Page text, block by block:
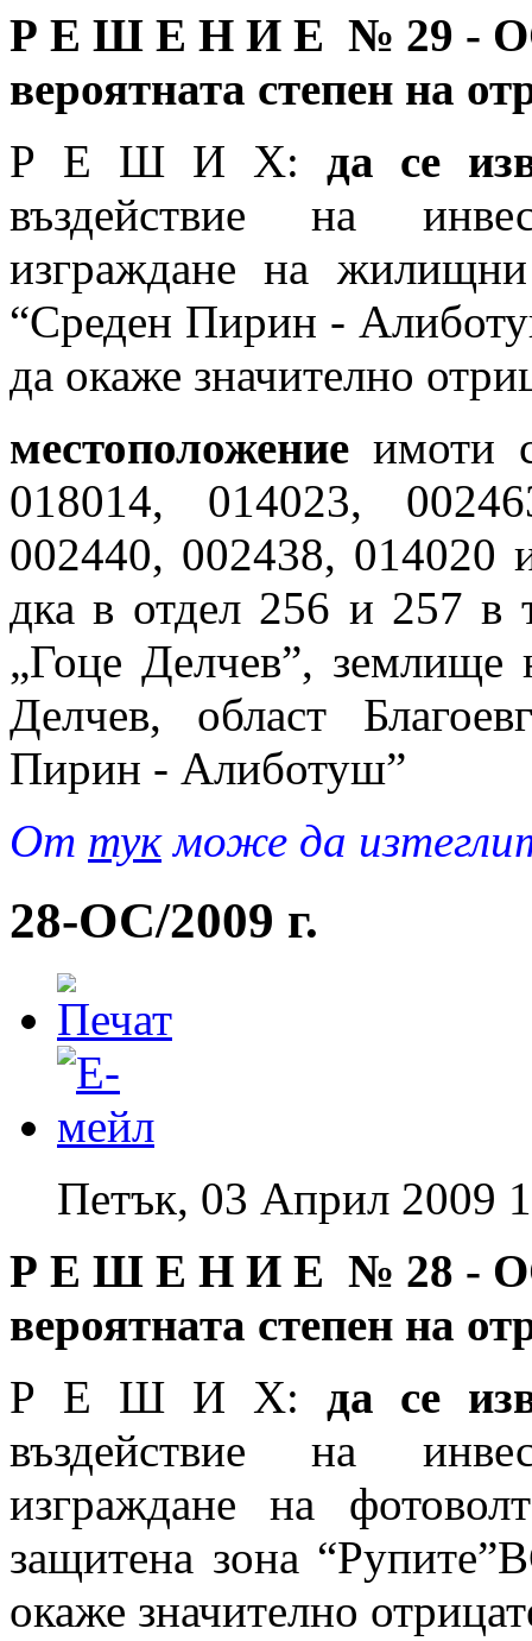
Р Е Ш Е Н И Е № 29 -
вероятната степен на
Р Е Ш И Х: да се
въздействие на
изграждане на
“Среден Пирин -
да окаже значително
местоположение имоти
018014, 014023,
002440, 002438,
дка в отдел 256 и 257 в
„Гоце Делчев”,
Делчев, област
Пирин - Алиботуш”
Oт тукможе да
28-ОС/2009 г.
Петък, 03 Април 2009
Р Е Ш Е Н И Е № 28 -
вероятната степен на
Р Е Ш И Х: да се
въздействие на
изграждане на
защитена зона
окаже значително